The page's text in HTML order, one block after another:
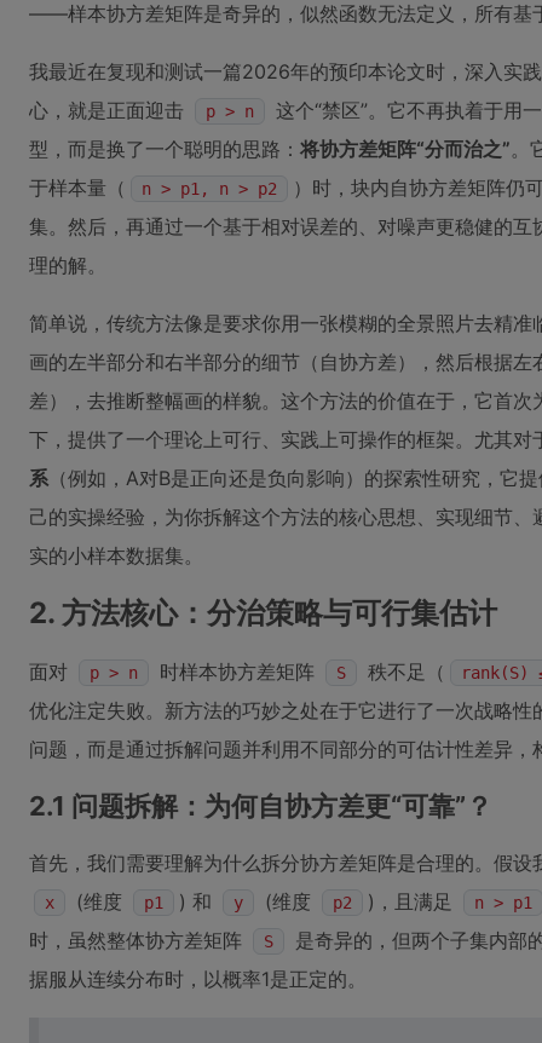
——样本协方差矩阵是奇异的，似然函数无法定义，所有基
我最近在复现和测试一篇2026年的预印本论文时，深入实
心，就是正面迎击
p > n
这个“禁区”。它不再执着于用
型，而是换了一个聪明的思路： 将协方差矩阵“分而治之”。
于样本量（
n > p1, n > p2
）时，块内自协方差矩阵仍
集。然后，再通过一个基于相对误差的、对噪声更稳健的
理的解。
简单说，传统方法像是要求你用一张模糊的全景照片去精
画的左半部分和右半部分的细节（自协方差），然后根据
差），去推断整幅画的样貌。这个方法的价值在于，它首
下，提供了一个理论上可行、实践上可操作的框架。尤其
系 （例如，A对B是正向还是负向影响）的探索性研究，它
己的实操经验，为你拆解这个方法的核心思想、实现细节
实的小样本数据集。
2. 方法核心：分治策略与可行集估计
面对 p > n 时样本协方差矩阵 S 秩不足（ rank(S)
优化注定失败。新方法的巧妙之处在于它进行了一次战略
问题，而是通过拆解问题并利用不同部分的可估计性差异
2.1 问题拆解：为何自协方差更“可靠”？
首先，我们需要理解为什么拆分协方差矩阵是合理的。假
x (维度 p1 ) 和 y (维度 p2 )，且满足 n > p1
时，虽然整体协方差矩阵 S
是奇异的，但两个子集内部
据服从连续分布时，以概率1是正定的。